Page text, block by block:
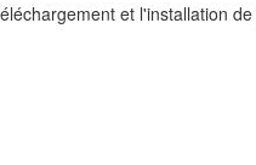
et l'installation